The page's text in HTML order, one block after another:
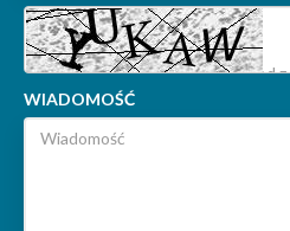
WIADOMOŚĆ